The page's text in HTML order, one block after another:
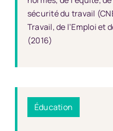
sécurité du travail
Travail, de l’Emploi et
(2016)
Éducation